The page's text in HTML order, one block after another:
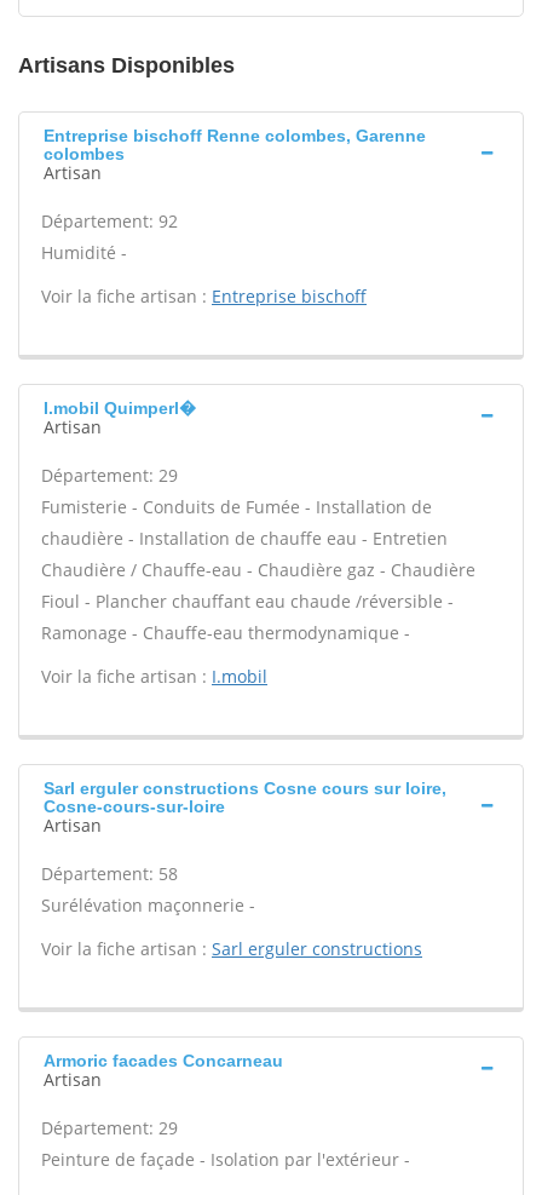
Artisans Disponibles
Entreprise bischoff Renne colombes, Garenne
colombes
Artisan
Département: 92
Humidité -
Voir la fiche artisan : Entreprise bischoff
I.mobil Quimperl�
Artisan
Département: 29
Fumisterie - Conduits de Fumée - Installation de
chaudière - Installation de chauffe eau - Entretien
Chaudière / Chauffe-eau - Chaudière gaz - Chaudière
Fioul - Plancher chauffant eau chaude /réversible -
Ramonage - Chauffe-eau thermodynamique -
Voir la fiche artisan : I.mobil
Sarl erguler constructions Cosne cours sur loire,
Cosne-cours-sur-loire
Artisan
Département: 58
Surélévation maçonnerie -
Voir la fiche artisan : Sarl erguler constructions
Armoric facades Concarneau
Artisan
Département: 29
Peinture de façade - Isolation par l'extérieur -